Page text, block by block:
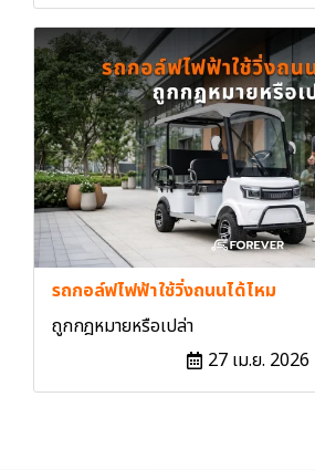
รถกอล์ฟไฟฟ้าใช้วิ่งถนนได้ไหม
ถูกกฎหมายหรือเปล่า
27 เม.ย. 2026